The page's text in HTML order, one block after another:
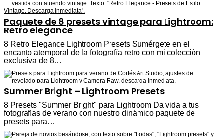
Paquete de 8 presets vintage para Lightroom:
Retro elegance
8 Retro Elegance Lightroom Presets Sumérgete en el
encanto atemporal de la fotografía retro con mi colección
exclusiva de 8…
Summer Bright – Lightroom Presets
8 Presets "Summer Bright" para Lightroom Da vida a tus
fotografías de verano con nuestro dinámico paquete de
presets para…